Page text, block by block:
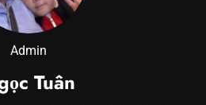
Admin
Tuân